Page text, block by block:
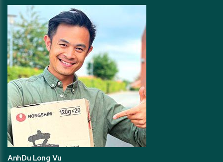
AnhDu Long Vu